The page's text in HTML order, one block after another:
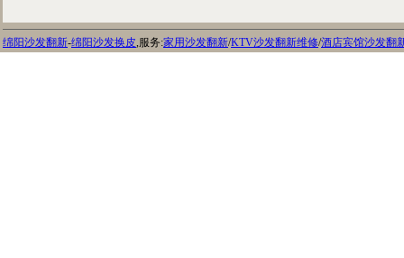
绵阳沙发翻新-绵阳沙发换皮,服务:家用沙发翻新/KTV沙发翻新维修/酒店宾馆沙发翻